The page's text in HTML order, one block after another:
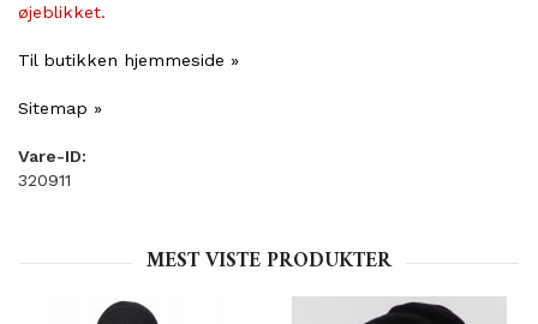
øjeblikket.
Til butikken hjemmeside »
Sitemap »
Vare-ID:
320911
MEST VISTE PRODUKTER